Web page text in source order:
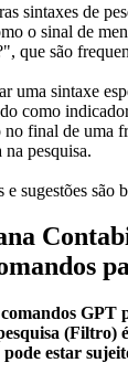
sintaxes de
o sinal de
são
uma sintaxe
como
no final de uma
pesquisa.
e sugestões são
GPT
(Filtro)
estar